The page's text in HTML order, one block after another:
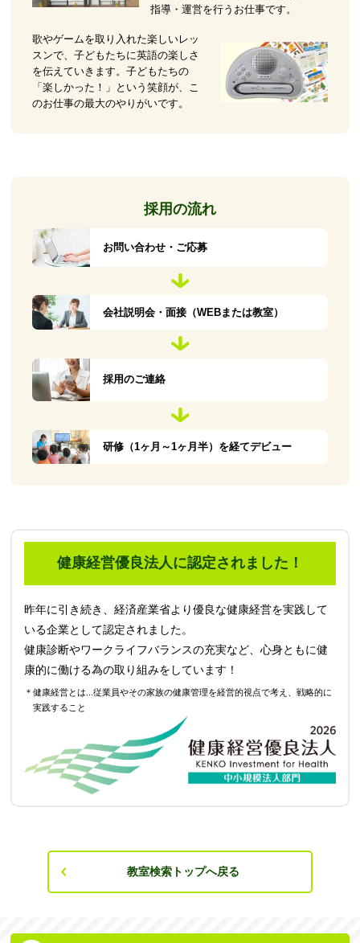
指導・運営を行うお仕事です。
歌やゲームを取り入れた楽しいレッ
スンで、子どもたちに英語の楽しさ
を伝えていきます。子どもたちの
「楽しかった！」という笑顔が、こ
のお仕事の最大のやりがいです。
採用の流れ
お問い合わせ・ご応募
会社説明会・面接（WEBまたは教室）
採用のご連絡
研修（1ヶ月～1ヶ月半）を経てデビュー
健康経営優良法人に認定されました！
昨年に引き続き、経済産業省より優良な健康経営を実践して
いる企業として認定されました。
健康診断やワークライフバランスの充実など、心身ともに健
康的に働ける為の取り組みをしています！
＊健康経営とは...従業員やその家族の健康管理を経営的視点で考え、戦略的に
実践すること
教室検索トップへ戻る